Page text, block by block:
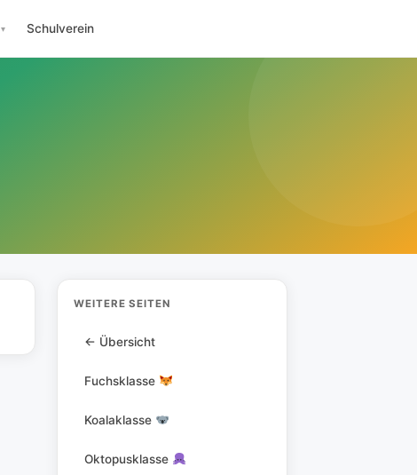
Schulverein
WEITERE SEITEN
← Übersicht
Fuchsklasse
Koalaklasse
Oktopusklasse